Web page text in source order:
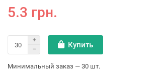
5.3 грн.
Купить
Минимальный заказ — 30 шт.